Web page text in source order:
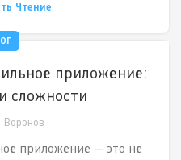
Чтение
приложение:
сложности
Воронов
приложение — это не